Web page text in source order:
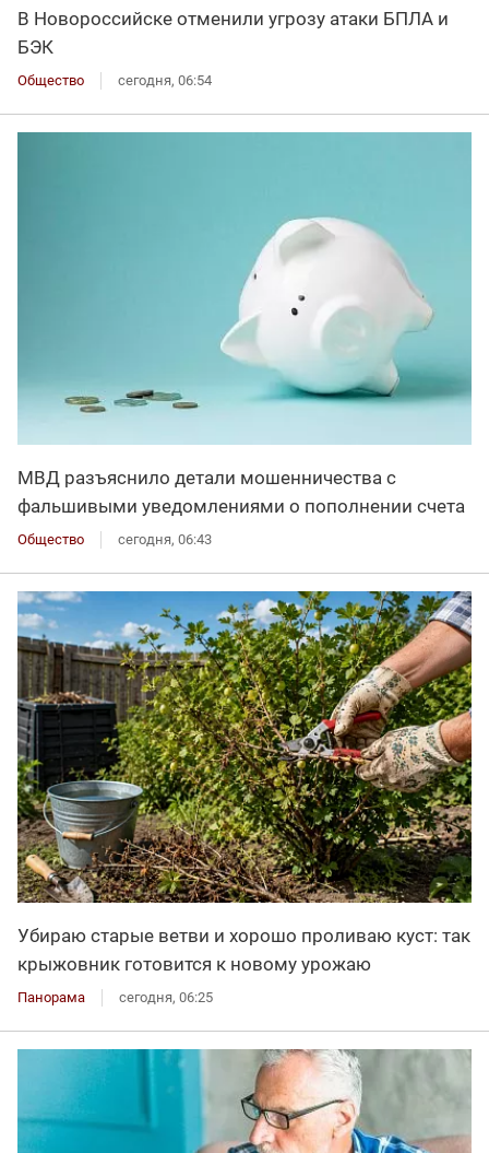
В Новороссийске отменили угрозу атаки БПЛА и
БЭК
Общество сегодня, 06:54
МВД разъяснило детали мошенничества с
фальшивыми уведомлениями о пополнении счета
Общество сегодня, 06:43
Убираю старые ветви и хорошо проливаю куст: так
крыжовник готовится к новому урожаю
Панорама сегодня, 06:25